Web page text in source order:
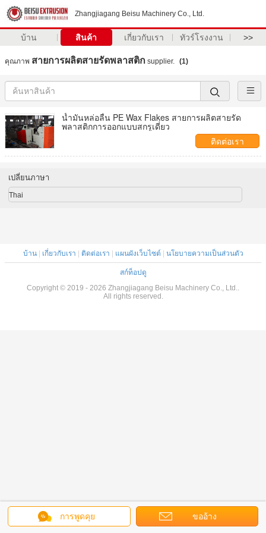
Zhangjiagang Beisu Machinery Co., Ltd.
บ้าน สินค้า เกี่ยวกับเรา ทัวร์โรงงาน >>
คุณภาพ สายการผลิตสายรัดพลาสติก supplier. (1)
น้ำมันหล่อลื่น PE Wax Flakes สายการผลิตสายรัด
พลาสติกการออกแบบสกรูเดี่ยว
ติดต่อเรา
การพูดคุย ขออ้าง
เปลี่ยนภาษา
Thai
บ้าน| เกี่ยวกับเรา ติดต่อเรา แผนผังเว็บไซต์ นโยบายความเป็นส่วนตัว
สก์ท็อปดู
Copyright © 2019 - 2026 Zhangjiagang Beisu Machinery Co., Ltd..
All rights reserved.